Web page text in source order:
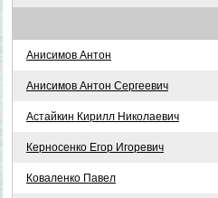
Анисимов Антон
Анисимов Антон Сергеевич
Астайкин Кирилл Николаевич
Керносенко Егор Игоревич
Коваленко Павел